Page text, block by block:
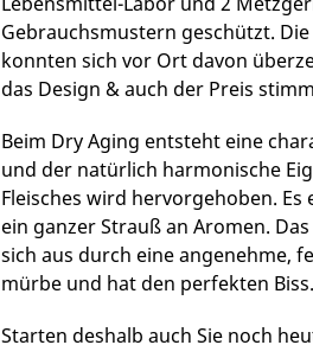
Gebrauchsmustern geschützt.
konnten sich vor Ort davon
das Design & auch der Preis
Beim Dry Aging entsteht eine
und der natürlich harmonische
Fleisches wird hervorgehoben.
ein ganzer Strauß an Aromen.
sich aus durch eine angenehme,
mürbe und hat den perfekten Biss.
Starten deshalb auch Sie noch